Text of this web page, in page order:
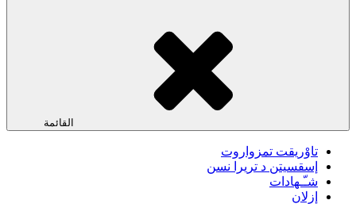
القائمة
تاوْريقت تمزواروت
إسقسيتن د تريرا نسن
شـّـهادات
إزلان